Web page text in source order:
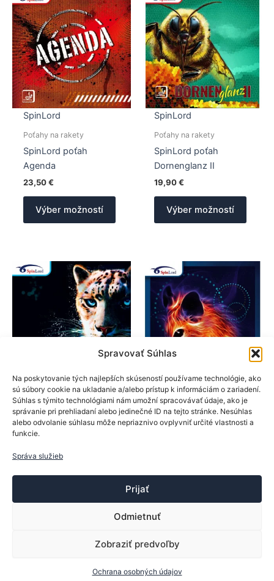
Spravovať Súhlas
Na poskytovanie tých najlepších skúseností používame technológie, ako
sú súbory cookie na ukladanie a/alebo prístup k informáciám o zariadení.
Súhlas s týmito technológiami nám umožní spracovávať údaje, ako je
správanie pri prehliadaní alebo jedinečné ID na tejto stránke. Nesúhlas
alebo odvolanie súhlasu môže nepriaznivo ovplyvniť určité vlastnosti a
funkcie.
Správa služieb
Prijať
Odmietnuť
Zobraziť predvoľby
Ochrana osobných údajov
SpinLord
Poťahy na rakety
SpinLord poťah
Agenda
23,50€
Výber možností
Tento
Možnosti
si
môžete
na
produktu.
SpinLord
Poťahy na rakety
SpinLord poťah
Dornenglanz II
19,90€
Výber možností
Tento
vybrať
SpinLord
Poťahy na rakety
SpinLord poťah Irbis II
23,50
má
variantov.
si
vybrať
SpinLord
Poťahy na rakety
SpinLord poťah Degu